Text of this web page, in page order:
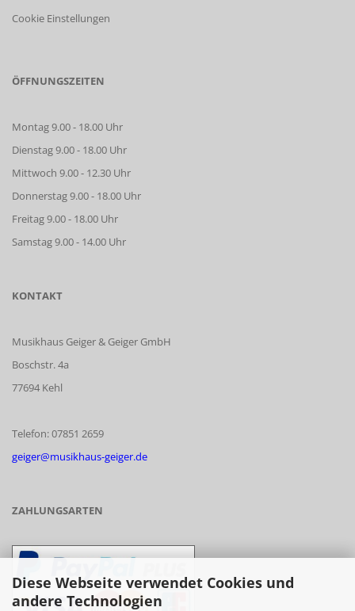
Diese Webseite verwendet Cookies und
andere Technologien
Cookie Einstellungen
ÖFFNUNGSZEITEN
Montag 9.00 - 18.00 Uhr
Dienstag 9.00 - 18.00 Uhr
Mittwoch 9.00 - 12.30 Uhr
Donnerstag 9.00 - 18.00 Uhr
Freitag 9.00 - 18.00 Uhr
Samstag 9.00 - 14.00 Uhr
KONTAKT
Musikhaus Geiger & Geiger GmbH
Boschstr. 4a
77694 Kehl
Telefon: 07851 2659
geiger@musikhaus-geiger.de
ZAHLUNGSARTEN